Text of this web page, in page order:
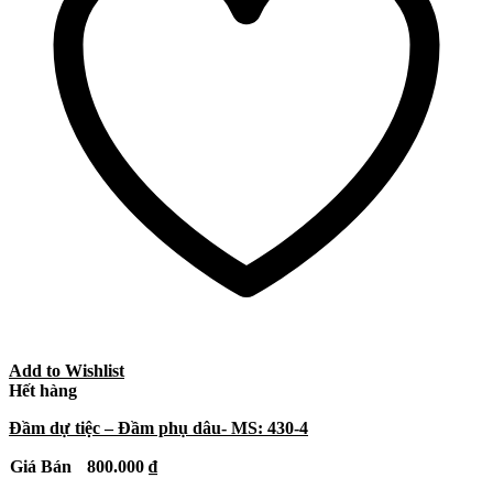
Add to Wishlist
Hết hàng
Đầm dự tiệc – Đầm phụ dâu- MS: 430-4
Giá Bán 800.000 ₫